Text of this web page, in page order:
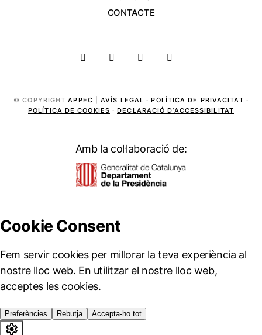
CONTACTE
© COPYRIGHTAPPEC |AVÍS LEGAL ·POLÍTICA DE PRIVACITAT ·
POLÍTICA DE COOKIES ·DECLARACIÓ D’ACCESSIBILITAT
Amb la col·laboració de: